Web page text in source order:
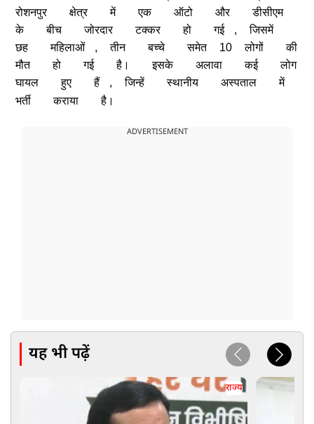
रोशनपुर
क्षेत्र में एक ऑटो और
डीसीएम
के
बीच जोरदार टक्कर हो गई ,
जिसमें
छह
महिलाओं , तीन बच्चे समेत 10 लोगों
की
मौत
हो गई है। इसके अलावा कई
लोग
घायल
हुए हैं , जिन्हें स्थानीय अस्पताल
में
भर्ती
कराया है।
ADVERTISEMENT
यह भी पढ़ें
राज्य